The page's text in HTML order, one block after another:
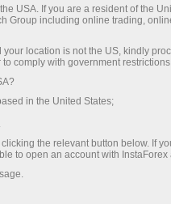
Analysis &
Analysis -
2020
าย
ดโม่
USA. If you are a resident of the
Group including online trading,
location is not the US, kindly
comply with government
in the United States;
the relevant button below. If
to open an account with InstaForex